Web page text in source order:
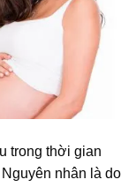
trong thời gian
nhân là do